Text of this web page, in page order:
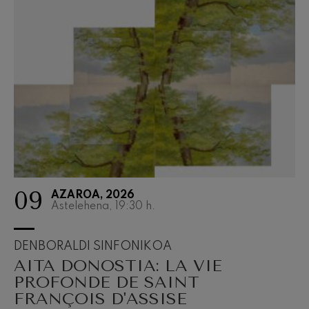
09
AZAROA, 2026
Astelehena, 19:30 h.
DENBORALDI SINFONIKOA
AITA DONOSTIA: LA VIE
PROFONDE DE SAINT
FRANÇOIS D'ASSISE